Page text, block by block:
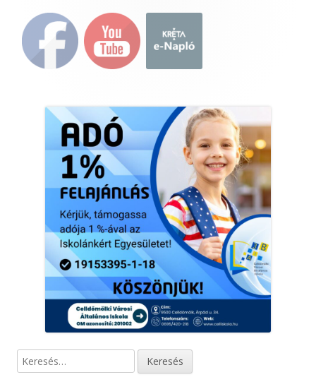
Main
Sidebar
Keresés: